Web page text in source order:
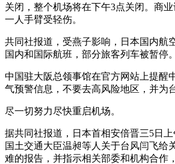
关闭，整个机场将在下午3点关闭。商业
一人手臂受轻伤。
共同社报道，受燕子影响，日本国内航
国内和国际航班，部分旅客列车被暂停。
中国驻大阪总领事馆在官方网站上提醒
气预警信息，不要去高风险地区，并为
尽一切努力尽快重启机场。
据共同社报道，日本首相安倍晋三5日
国土交通大臣温昶等人关于台风闫飞给
难的报告，并指示相关部委和机构合作